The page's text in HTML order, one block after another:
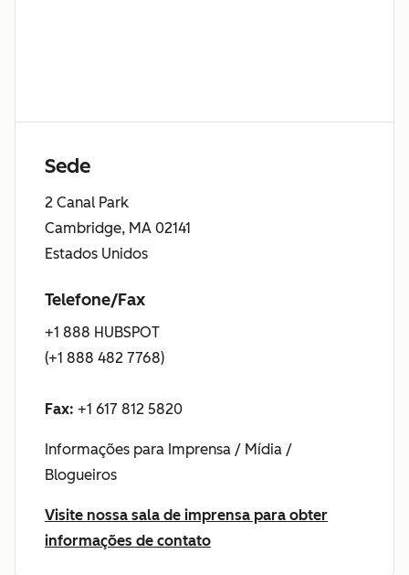
Sede
2 Canal Park
Cambridge, MA 02141
Estados Unidos
Telefone/Fax
+1 888 HUBSPOT
(+1 888 482 7768)
Fax: +1 617 812 5820
Informações para Imprensa / Mídia /
Blogueiros
Visite nossa sala de imprensa para obter
informações de contato